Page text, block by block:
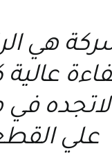
هي
عالية
علي